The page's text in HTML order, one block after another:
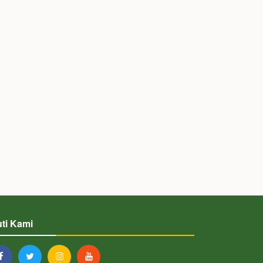
Kami